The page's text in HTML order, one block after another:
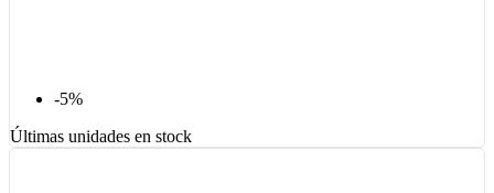
-5%
Últimas unidades en stock